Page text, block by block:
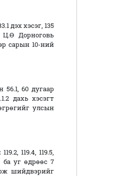
дэх хэсэг, 135
Ц.Ө Дорноговь
сарын 10-ний
60 дугаар
дахь хэсэгт
улсын
119.4, 119.5,
ба уг өдрөөс 7
шийдвэрийг